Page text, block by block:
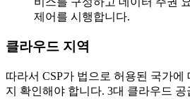
제어를 시행합니다.
클라우드 지역
따라서 CSP가 법으로 허용된 국가에
지 확인해야 합니다. 3대 클라우드 공